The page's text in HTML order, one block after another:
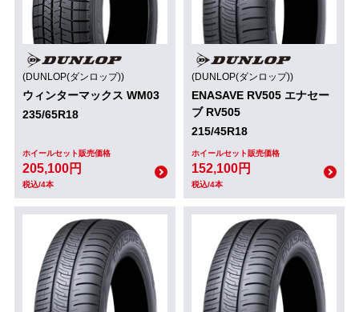
(DUNLOP(ダンロップ))
ウィンターマックス WM03
235/65R18
ホイールセット販売価格
205,100円
税込/4本
(DUNLOP(ダンロップ))
ENASAVE RV505 エナセー
ブ RV505
215/45R18
ホイールセット販売価格
152,100円
税込/4本